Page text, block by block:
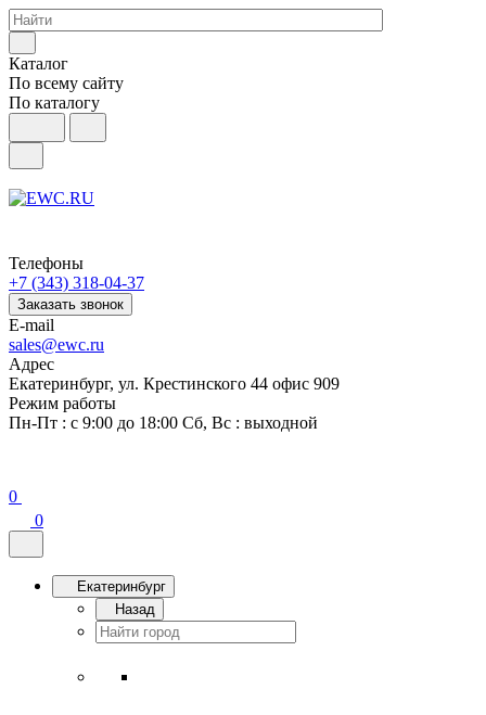
Каталог
По всему сайту
По каталогу
Телефоны
+7 (343) 318-04-37
Заказать звонок
E-mail
sales@ewc.ru
Адрес
Екатеринбург, ул. Крестинского 44 офис 909
Режим работы
Пн-Пт : с 9:00 до 18:00 Сб, Вс : выходной
0
0
Екатеринбург
Назад